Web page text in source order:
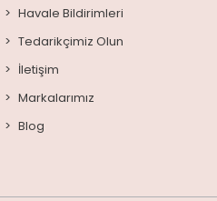
Havale Bildirimleri
Tedarikçimiz Olun
İletişim
Markalarımız
Blog